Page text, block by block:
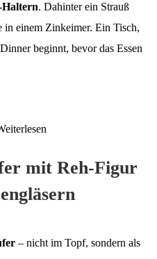
Haltern. Dahinter ein Strauß
einem Zinkeimer. Ein Tisch,
beginnt, bevor das Essen
mit Reh-Figur
– nicht im Topf, sondern als